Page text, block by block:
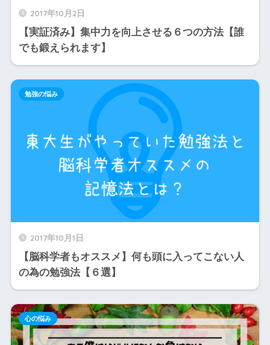
2017年10月2日
【実証済み】集中力を向上させる６つの方法【誰
でも鍛えられます】
2017年10月1日
【脳科学者もオススメ】何も頭に入ってこない人
の為の勉強法【６選】
勉強の悩み
心の悩み